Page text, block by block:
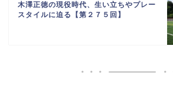
木澤正徳の現役時代、生い立ちやプレー
スタイルに迫る【第２７５回】